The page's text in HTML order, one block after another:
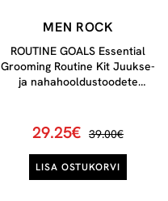
MEN ROCK
ROUTINE GOALS Essential
Grooming Routine Kit Juukse-
ja nahahooldustoodete
29.25€ 39.00€
LISA OSTUKORVI